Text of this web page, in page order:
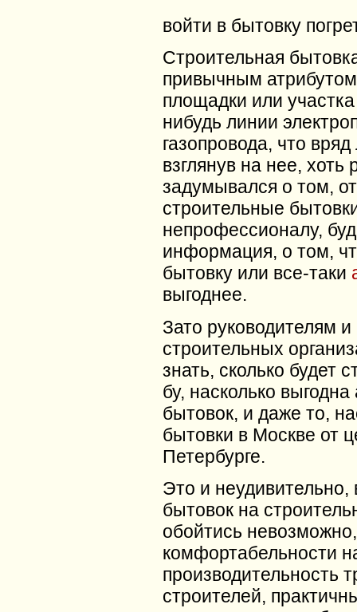
войти в бытовку
Строительная
привычным
площадки или
нибудь линии
газопровода, что
взглянув на нее, хоть
задумывался о том,
строительные
непрофессионалу,
информация, о том,
бытовку или все-таки
выгоднее.
Зато руководителям
строительных
знать, сколько будет
бу, насколько
бытовок, и даже то,
бытовки в Москве от
Петербурге.
Это и неудивительно,
бытовок на
обойтись
комфортабельности
производительность
строителей,